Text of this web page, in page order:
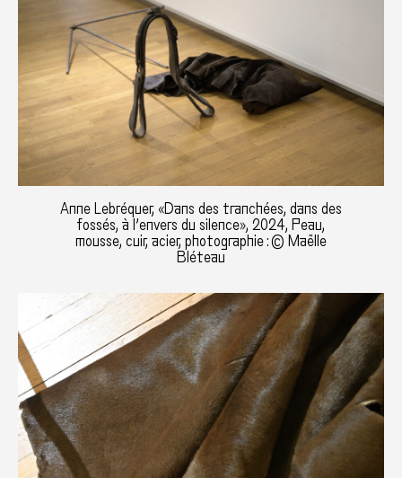
Anne Lebréquer, «Dans des tranchées, dans des
fossés, à l’envers du silence», 2024, Peau,
mousse, cuir, acier, photographie : © Maëlle
Bléteau